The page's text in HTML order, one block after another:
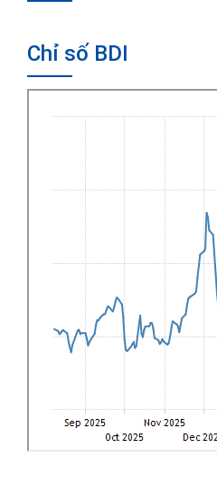
Chỉ số BDI